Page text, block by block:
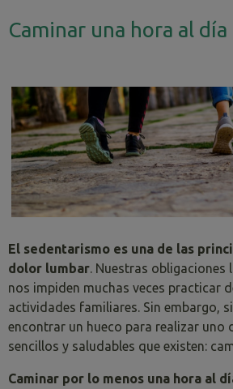
Caminar una hora al día
El sedentarismo es una de las
dolor lumbar . Nuestras
nos impiden muchas veces practicar
actividades familiares. Sin embargo,
encontrar un hueco para realizar uno
sencillos y saludables que existen:
Caminar por lo menos una hora al